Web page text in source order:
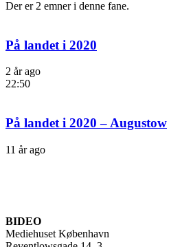
Der er 2 emner i denne fane.
På landet i 2020
2 år ago
22:50
På landet i 2020 – Augustow
11 år ago
BIDEO
Mediehuset København